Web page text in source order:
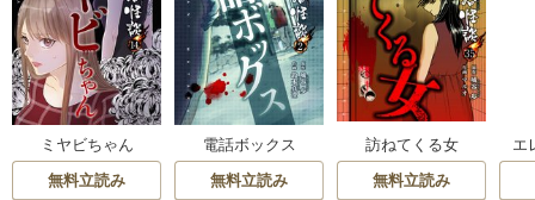
ミヤビちゃん
無料立読み
電話ボックス
無料立読み
訪ねてくる女
無料立読み
エ